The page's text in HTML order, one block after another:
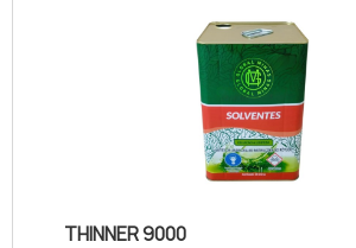
THINNER 9000